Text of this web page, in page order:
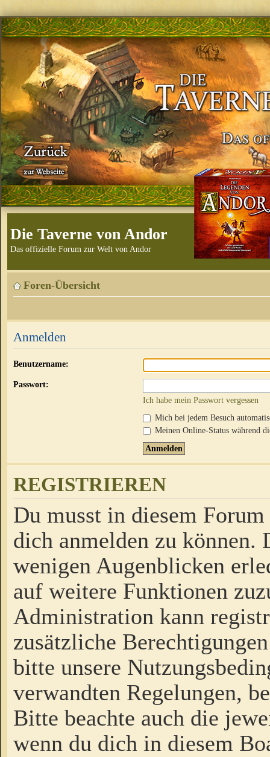
Die Taverne von Andor
Das offizielle Forum zur Welt von Andor
Foren-Übersicht
Anmelden
Benutzername:
Passwort:
Ich habe mein Passwort vergessen
Mich bei jedem Besuch
Meinen Online-Status während
REGISTRIEREN
Du musst in diesem
dich anmelden zu
wenigen Augenblicken
auf weitere Funktionen
Administration kann
zusätzliche
bitte unsere
verwandten Regelungen,
Bitte beachte auch die
wenn du dich in diesem